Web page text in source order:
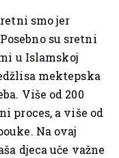
smo jer
su sretni
u Islamskoj
mektepska
Više od 200
proces, a više od
Na ovaj
djeca uče važne